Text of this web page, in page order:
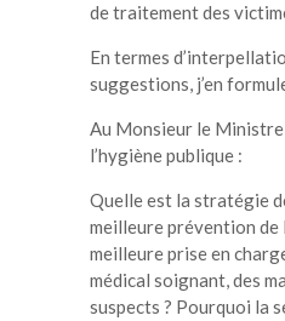
de traitement des
En termes
suggestions, j’en
Au Monsieur le
l’hygiène publique :
Quelle est la stratégie
meilleure prévention de
meilleure prise en
médical soignant, des
suspects ? Pourquoi la